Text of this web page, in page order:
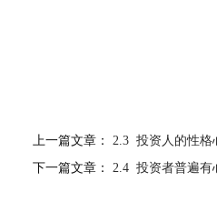
上一篇文章： 2.3 投资人的性格
下一篇文章： 2.4 投资者普遍有